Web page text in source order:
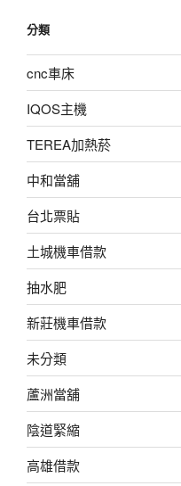
分類
cnc車床
IQOS主機
TEREA加熱菸
中和當舖
台北票貼
土城機車借款
抽水肥
新莊機車借款
未分類
蘆洲當舖
陰道緊縮
高雄借款